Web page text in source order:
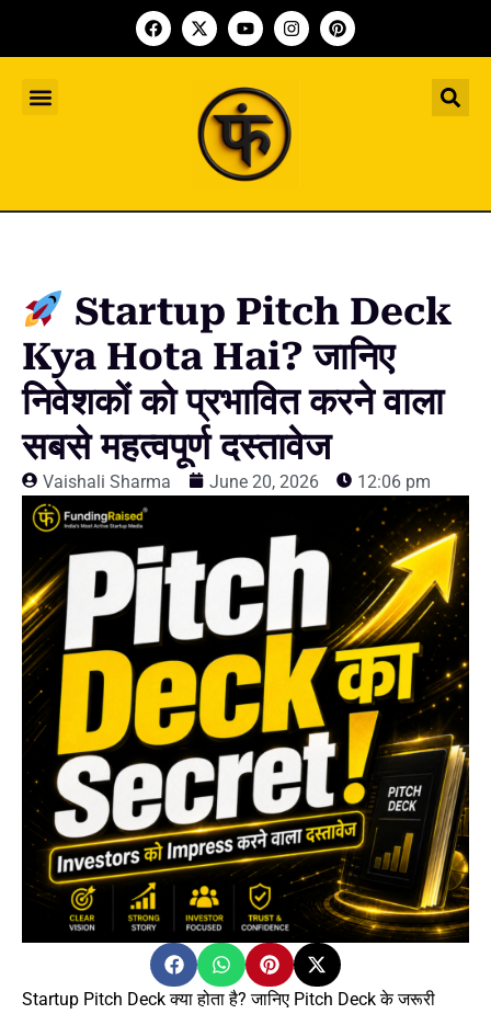
Startup Pitch Deck
Kya Hota Hai? जानिए
निवेशकों को प्रभावित करने वाला
सबसे महत्वपूर्ण दस्तावेज
Vaishali Sharma June 20, 2026 12:06 pm
Startup Pitch Deck क्या होता है? जानिए Pitch Deck के जरूरी